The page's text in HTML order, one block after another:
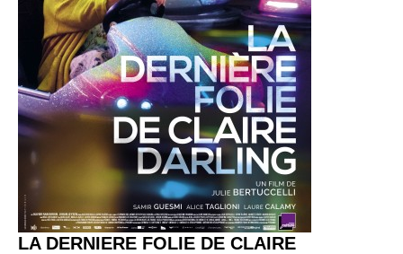
LA DERNIERE FOLIE DE CLAIRE